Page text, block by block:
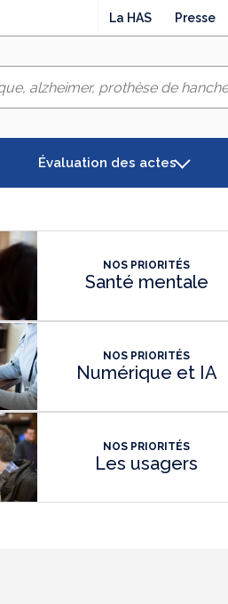
La HAS Presse
Évaluation des actes
NOS PRIORITÉS
Santé mentale
NOS PRIORITÉS
Numérique et IA
NOS PRIORITÉS
Les usagers